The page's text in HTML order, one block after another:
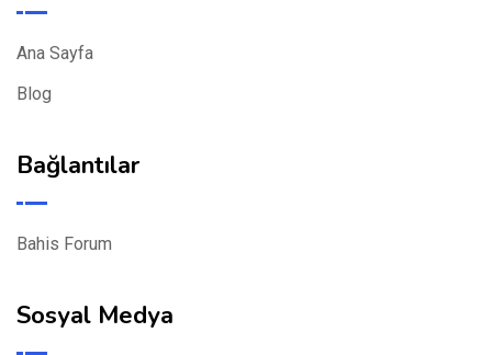
Ana Sayfa
Blog
Bağlantılar
Bahis Forum
Sosyal Medya